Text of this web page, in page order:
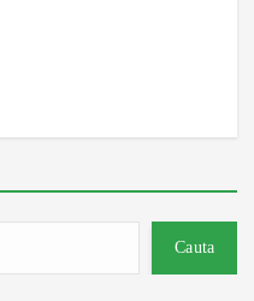
Cauta